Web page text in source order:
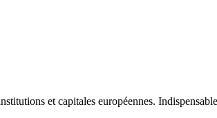
et capitales européennes.